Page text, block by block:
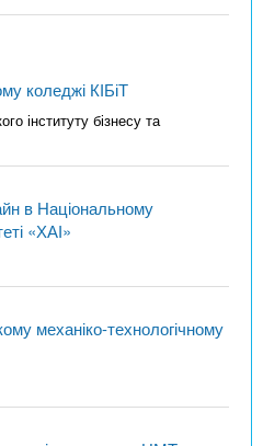
коледжі КІБіТ
інституту бізнесу та
в Національному
«ХАІ»
механіко-технологічному